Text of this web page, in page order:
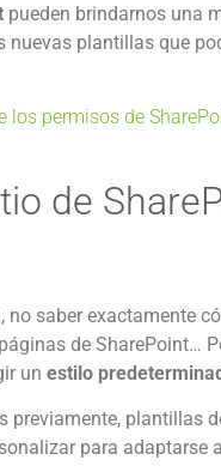
pueden brindarnos una
nuevas plantillas que
los permisos de
de
saber exactamente
de SharePoint…
un estilo
previamente, plantillas
para adaptarse